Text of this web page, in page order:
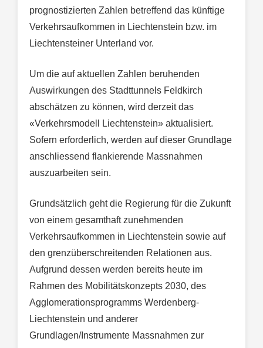
prognostizierten Zahlen betreffend das künftige
Verkehrsaufkommen in Liechtenstein bzw. im
Liechtensteiner Unterland vor.
Um die auf aktuellen Zahlen beruhenden
Auswirkungen des Stadttunnels Feldkirch
abschätzen zu können, wird derzeit das
«Verkehrsmodell Liechtenstein» aktualisiert.
Sofern erforderlich, werden auf dieser Grundlage
anschliessend flankierende Massnahmen
auszuarbeiten sein.
Grundsätzlich geht die Regierung für die Zukunft
von einem gesamthaft zunehmenden
Verkehrsaufkommen in Liechtenstein sowie auf
den grenzüberschreitenden Relationen aus.
Aufgrund dessen werden bereits heute im
Rahmen des Mobilitätskonzepts 2030, des
Agglomerationsprogramms Werdenberg-
Liechtenstein und anderer
Grundlagen/Instrumente Massnahmen zur